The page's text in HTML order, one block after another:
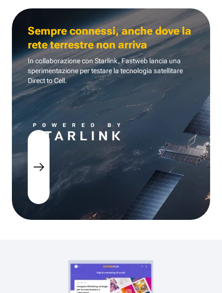
Sempre connessi, anche dove la
rete terrestre non arriva
In collaborazione con Starlink, Fastweb lancia una
sperimentazione per testare la tecnologia satellitare
Direct to Cell.